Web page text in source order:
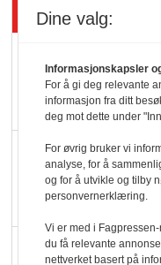
Siste artikler -
Dine valg:
Informasjonskapsler
For å gi deg relevante
informasjon fra ditt
deg mot dette under
For øvrig bruker vi
analyse, for å
og for å utvikle og tilby
personvernerklæring.
Vi er med i
du få relevante
nettverket basert på